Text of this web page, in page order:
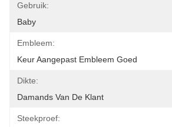
Gebruik:
Baby
Embleem:
Keur Aangepast Embleem Goed
Dikte:
Damands Van De Klant
Steekproef: